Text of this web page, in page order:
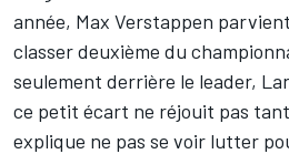
année, Max Verstappen
classer deuxième du
seulement derrière le leader,
ce petit écart ne réjouit pas
explique ne pas se voir lutter